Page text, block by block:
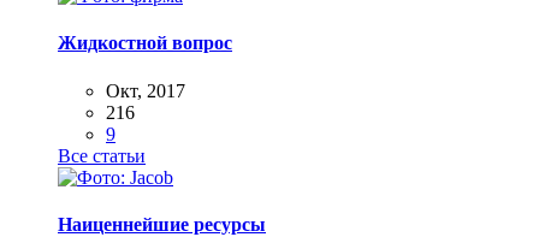
Жидкостной вопрос
Окт, 2017
216
9
Все статьи
Наиценнейшие ресурсы